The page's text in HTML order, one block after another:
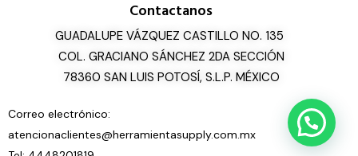
Contactanos
GUADALUPE VÁZQUEZ CASTILLO NO. 135
COL. GRACIANO SÁNCHEZ 2DA SECCIÓN
78360 SAN LUIS POTOSÍ, S.L.P. MÉXICO
Correo electrónico:
atencionaclientes@herramientasupply.com.mx